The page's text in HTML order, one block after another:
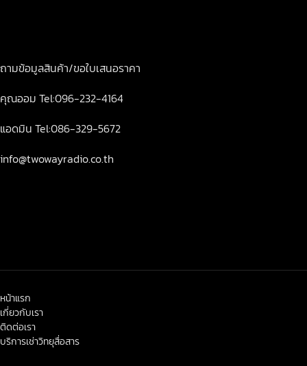
ถามข้อมูลสินค้า/ขอใบเสนอราคา
คุณออม Tel:096-232-4164
แอดมิน Tel:086-329-5672
info@twowayradio.co.th
หน้าแรก
เกี่ยวกับเรา
ติดต่อเรา
บริการเช่าวิทยุสื่อสาร